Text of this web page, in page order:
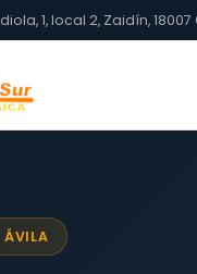
1, local 2, Zaidín,
ÁVILA